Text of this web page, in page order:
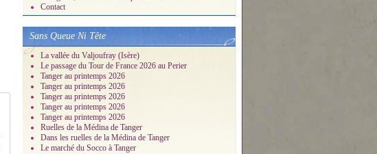
Contact
Sans Queue Ni Tête
La vallée du Valjoufray (Isère)
Le passage du Tour de France 2026 au Perier
Tanger au printemps 2026
Tanger au printemps 2026
Tanger au printemps 2026
Tanger au printemps 2026
Tanger au printemps 2026
Ruelles de la Médina de Tanger
Dans les ruelles de la Médina de Tanger
Le marché du Socco à Tanger